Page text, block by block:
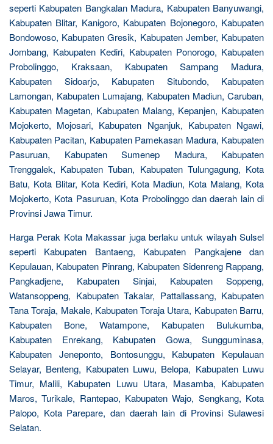
seperti Kabupaten Bangkalan Madura, Kabupaten Banyuwangi,
Kabupaten Blitar, Kanigoro, Kabupaten Bojonegoro, Kabupaten
Bondowoso, Kabupaten Gresik, Kabupaten Jember, Kabupaten
Jombang, Kabupaten Kediri, Kabupaten Ponorogo, Kabupaten
Probolinggo, Kraksaan, Kabupaten Sampang Madura,
Kabupaten Sidoarjo, Kabupaten Situbondo, Kabupaten
Lamongan, Kabupaten Lumajang, Kabupaten Madiun, Caruban,
Kabupaten Magetan, Kabupaten Malang, Kepanjen, Kabupaten
Mojokerto, Mojosari, Kabupaten Nganjuk, Kabupaten Ngawi,
Kabupaten Pacitan, Kabupaten Pamekasan Madura, Kabupaten
Pasuruan, Kabupaten Sumenep Madura, Kabupaten
Trenggalek, Kabupaten Tuban, Kabupaten Tulungagung, Kota
Batu, Kota Blitar, Kota Kediri, Kota Madiun, Kota Malang, Kota
Mojokerto, Kota Pasuruan, Kota Probolinggo dan daerah lain di
Provinsi Jawa Timur.
Harga Perak Kota Makassar juga berlaku untuk wilayah Sulsel
seperti Kabupaten Bantaeng, Kabupaten Pangkajene dan
Kepulauan, Kabupaten Pinrang, Kabupaten Sidenreng Rappang,
Pangkadjene, Kabupaten Sinjai, Kabupaten Soppeng,
Watansoppeng, Kabupaten Takalar, Pattallassang, Kabupaten
Tana Toraja, Makale, Kabupaten Toraja Utara, Kabupaten Barru,
Kabupaten Bone, Watampone, Kabupaten Bulukumba,
Kabupaten Enrekang, Kabupaten Gowa, Sungguminasa,
Kabupaten Jeneponto, Bontosunggu, Kabupaten Kepulauan
Selayar, Benteng, Kabupaten Luwu, Belopa, Kabupaten Luwu
Timur, Malili, Kabupaten Luwu Utara, Masamba, Kabupaten
Maros, Turikale, Rantepao, Kabupaten Wajo, Sengkang, Kota
Palopo, Kota Parepare, dan daerah lain di Provinsi Sulawesi
Selatan.